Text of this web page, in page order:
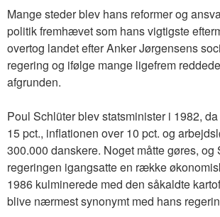
Mange steder blev hans reformer og
politik fremhævet som hans vigtigste
overtog landet efter Anker Jørgensens
regering og ifølge mange ligefrem
afgrunden.
Poul Schlüter blev statsminister i 1982,
15 pct., inflationen over 10 pct. og
300.000 danskere. Noget måtte gøres, og
regeringen igangsatte en række
1986 kulminerede med den såkaldte
blive nærmest synonymt med hans